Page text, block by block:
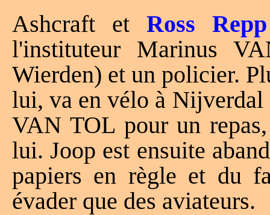
Ashcraft etRoss Repp
l'instituteur Marinus
Wierden) et un policier.
lui, va en vélo à Nijverdal
VAN TOL pour un
lui. Joop est ensuite
papiers en règle et du
évader que des aviateurs.